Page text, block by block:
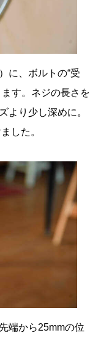
に、ボルトの“受
す。ネジの長さを
より少し深めに。
した。
端から25mmの位